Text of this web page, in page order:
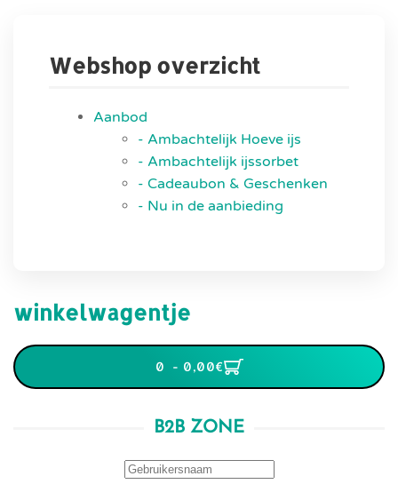
Webshop overzicht
Aanbod
- Ambachtelijk Hoeve ijs
- Ambachtelijk ijssorbet
- Cadeaubon & Geschenken
- Nu in de aanbieding
winkelwagentje
0 - 0,00‎€
B2B ZONE